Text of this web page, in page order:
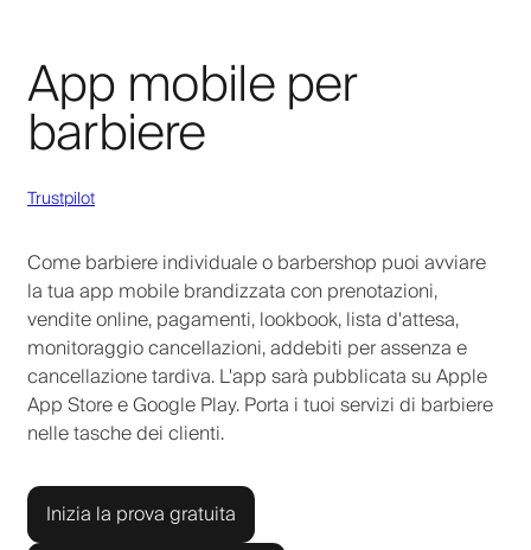
App mobile per
barbiere
Trustpilot
Come barbiere individuale o barbershop puoi avviare
la tua app mobile brandizzata con prenotazioni,
vendite online, pagamenti, lookbook, lista d'attesa,
monitoraggio cancellazioni, addebiti per assenza e
cancellazione tardiva. L'app sarà pubblicata su Apple
App Store e Google Play. Porta i tuoi servizi di barbiere
nelle tasche dei clienti.
Inizia la prova gratuita